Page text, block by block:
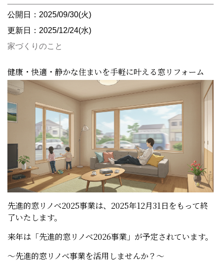
公開日：2025/09/30(火)
更新日：2025/12/24(水)
家づくりのこと
健康・快適・静かな住まいを手軽に叶える窓リフォーム
先進的窓リノベ2025事業は、2025年12月31日をもって終
了いたします。
来年は「先進的窓リノベ2026事業」が予定されています。
～先進的窓リノベ事業を活用しませんか？～